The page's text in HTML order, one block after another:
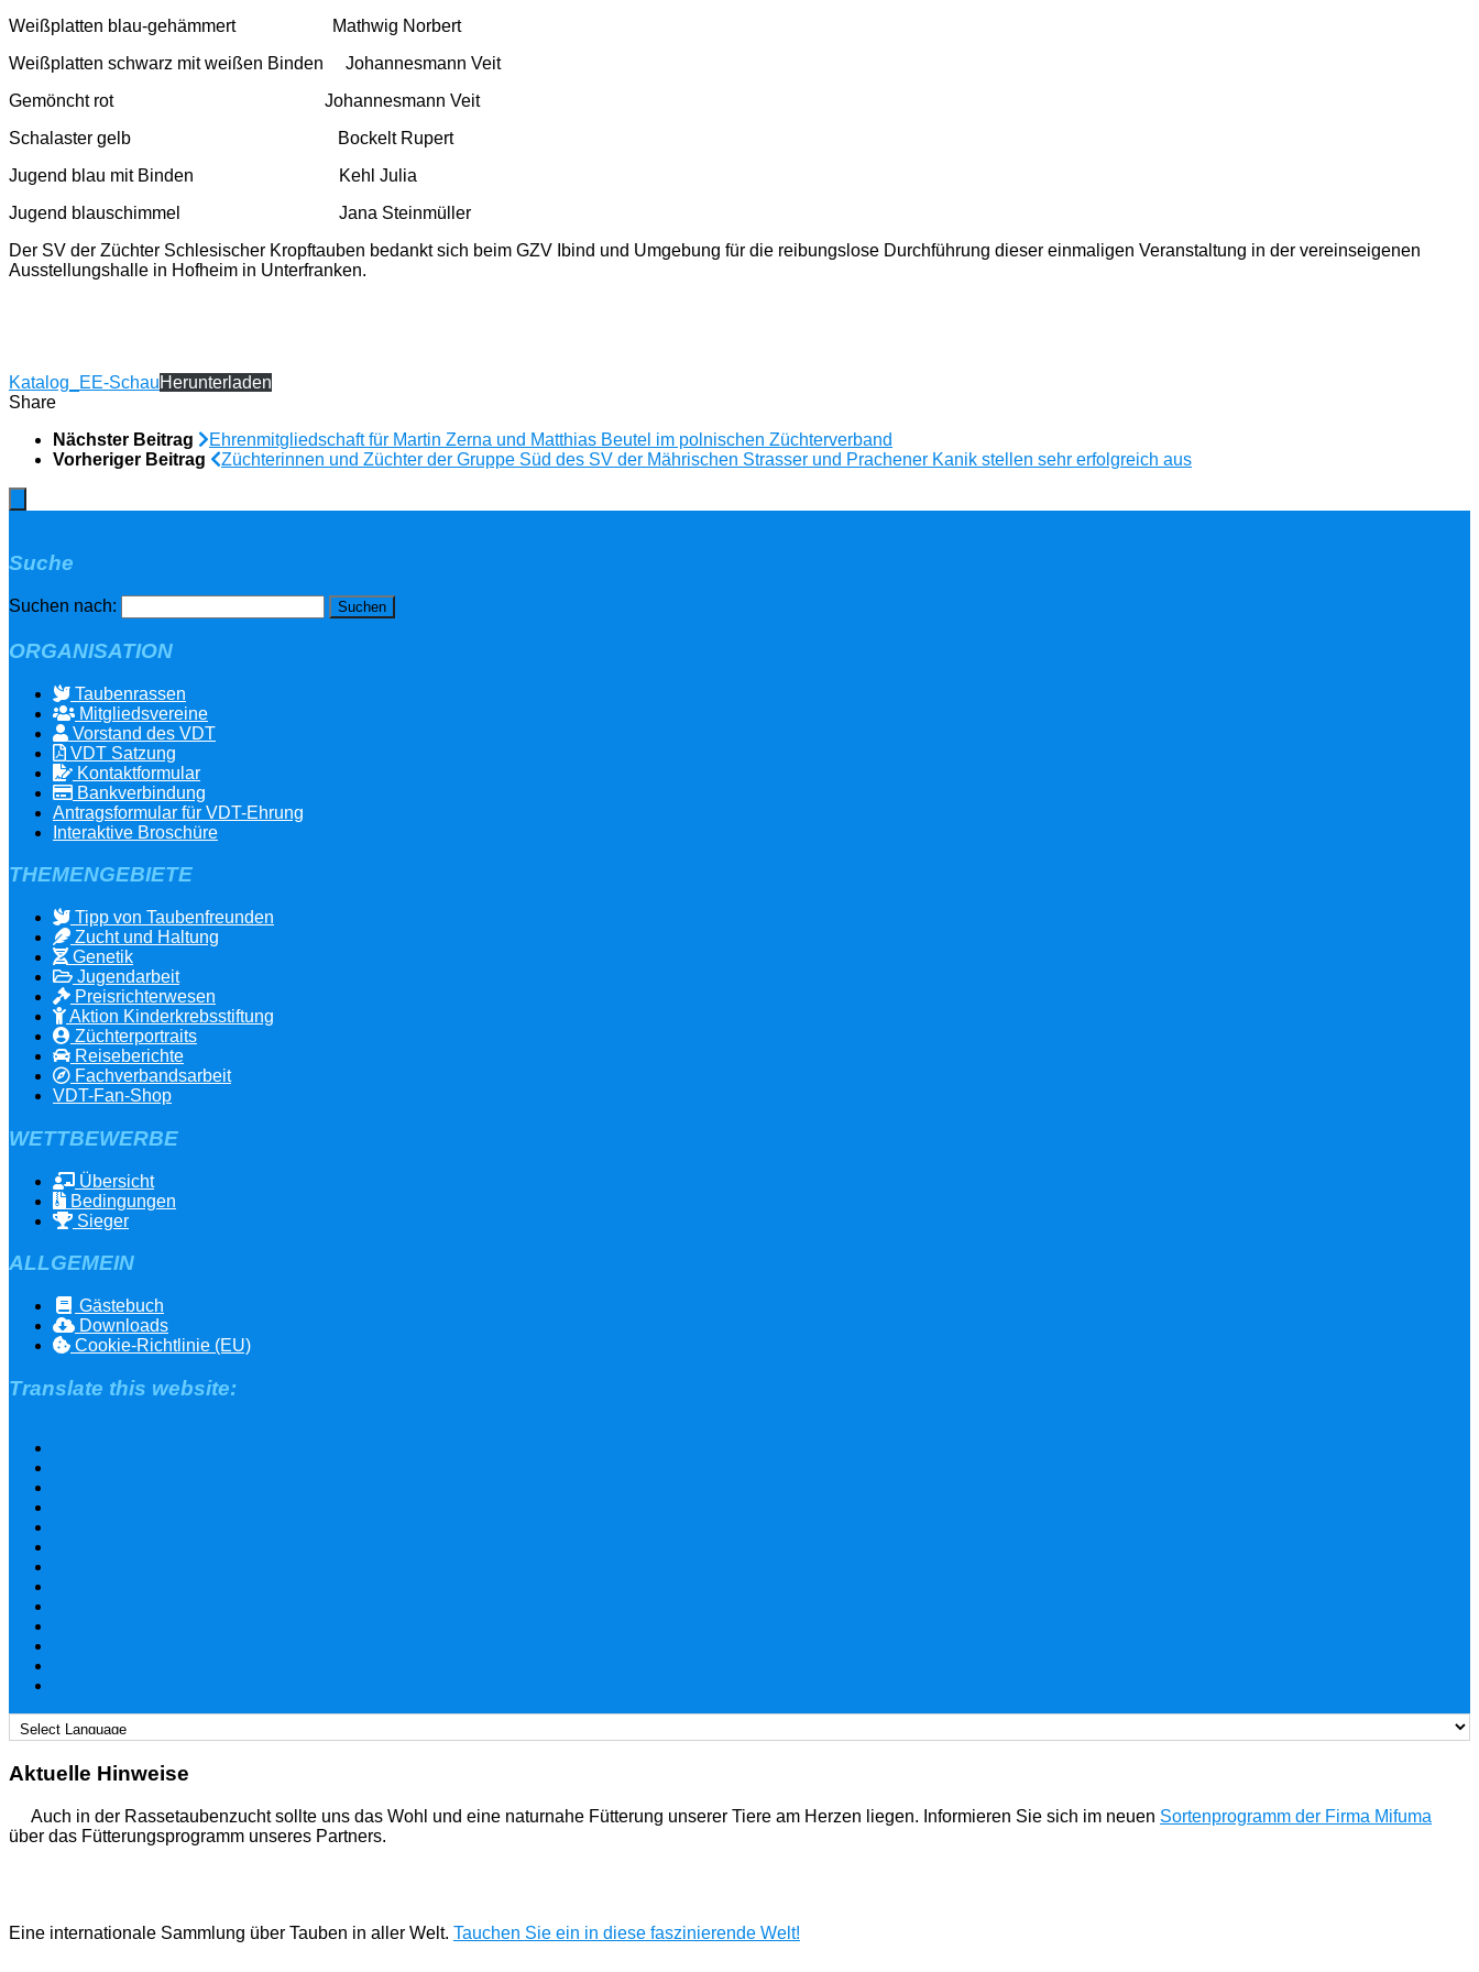
Weißplatten blau-gehämmert Mathwig Norbert
Weißplatten schwarz mit weißen Binden Johannesmann Veit
Gemöncht rot Johannesmann Veit
Schalaster gelb Bockelt Rupert
Jugend blau mit Binden Kehl Julia
Jugend blauschimmel Jana Steinmüller
Der SV der Züchter Schlesischer Kropftauben bedankt sich beim GZV Ibind und Umgebung für die reibungslose Durchführung dieser einmaligen Veranstaltung in der vereinseigenen
Ausstellungshalle in Hofheim in Unterfranken.
Katalog_EE-SchauHerunterladen
Share
Nächster Beitrag
Ehrenmitgliedschaft für Martin Zerna und Matthias Beutel im polnischen Züchterverband
Vorheriger Beitrag
Züchterinnen und Züchter der Gruppe Süd des SV der Mährischen Strasser und Prachener Kanik stellen sehr erfolgreich aus
Suche
Suchen nach:
ORGANISATION
Taubenrassen
Mitgliedsvereine
Vorstand des VDT
VDT Satzung
Kontaktformular
Bankverbindung
Antragsformular für VDT-Ehrung
Interaktive Broschüre
THEMENGEBIETE
Tipp von Taubenfreunden
Zucht und Haltung
Genetik
Jugendarbeit
Preisrichterwesen
Aktion Kinderkrebsstiftung
Züchterportraits
Reiseberichte
Fachverbandsarbeit
VDT-Fan-Shop
WETTBEWERBE
Übersicht
Bedingungen
Sieger
ALLGEMEIN
Gästebuch
Downloads
Cookie-Richtlinie (EU)
Translate this website:
Aktuelle Hinweise
Auch in der Rassetaubenzucht sollte uns das Wohl und eine naturnahe Fütterung unserer Tiere am Herzen liegen. Informieren Sie sich im neuen Sortenprogramm der Firma Mifuma
über das Fütterungsprogramm unseres Partners.
Eine internationale Sammlung über Tauben in aller Welt. Tauchen Sie ein in diese faszinierende Welt!